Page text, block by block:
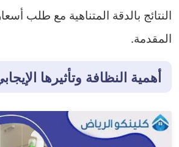
النتائج بالدقة المتناهية مع طلب
المقدمة.
أهمية النظافة وتأثيرها